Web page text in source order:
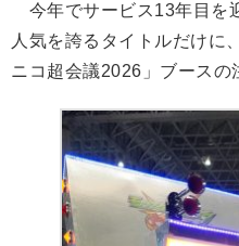
今年でサービス13年目を
人気を誇るタイトルだけに
ニコ超会議2026」ブースの